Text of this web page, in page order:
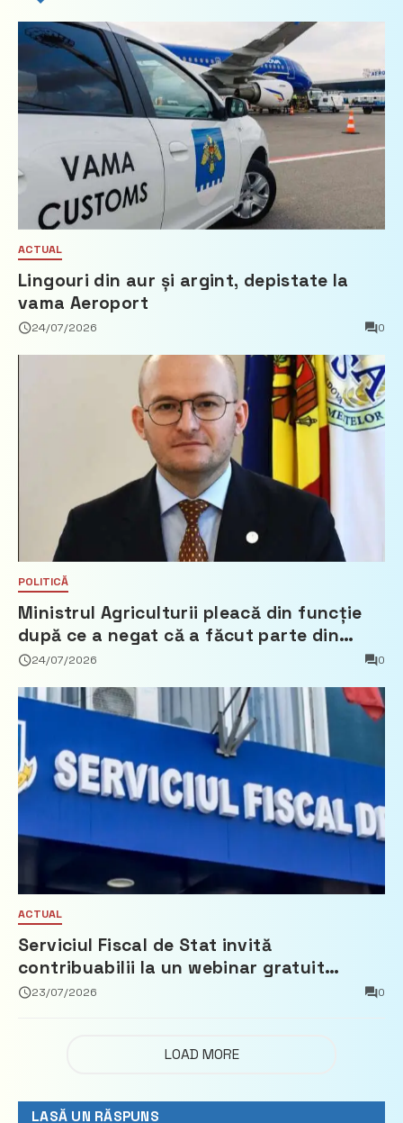
ACTUAL
Lingouri din aur și argint, depistate la
vama Aeroport
24/07/2026 0
POLITICĂ
Ministrul Agriculturii pleacă din funcție
după ce a negat că a făcut parte din
Partidul Democrat
24/07/2026 0
ACTUAL
Serviciul Fiscal de Stat invită
contribuabilii la un webinar gratuit
privind calculul impozitului pe bunurile
23/07/2026 0
LOAD MORE
LASĂ UN RĂSPUNS